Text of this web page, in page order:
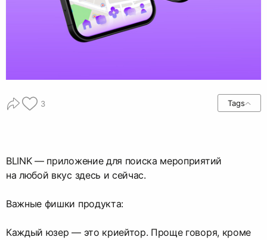
3 Tags
BLINK — приложение для поиска мероприятий
на любой вкус здесь и сейчас.
Важные фишки продукта:
Каждый юзер — это криейтор. Проще говоря, кроме